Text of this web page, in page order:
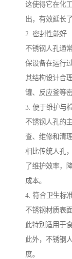
这使得它在化
出，有效延长
2. 密封性能好
不锈钢人孔通
保设备在运行
其结构设计合
罐、反应釜等
3. 便于维护与
不锈钢人孔的
查、维修和清理
相比传统人孔
了维护效率，
成本。
4. 符合卫生标
不锈钢材质表
此特别适用于
此外，不锈钢
度。